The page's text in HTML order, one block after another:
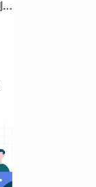
如何在织梦自定义表单提交时把内容发送到邮箱